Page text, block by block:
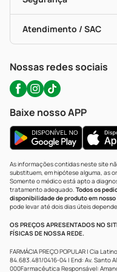
Troca E Devolução
Bulas De A A Z
Políticas De Marketplace
Testes Rápidos
Autoteste Covid-19
Certificado De
Portal Da Privacidade
Atendimento / SAC
WhatsApp (47) 9202-
Nossas redes sociais
Baixe nosso APP
As informações contidas neste site
substituem, em hipótese alguma, as
Somente o médico está apto a
tratamento adequado. Todos os
disponibilidade de produto em
pode levar até dois dias úteis
OS PREÇOS APRESENTADOS NO
FÍSICAS DE NOSSA REDE.
FARMÁCIA PREÇO POPULAR | Cia
84.683.481/0416-04 | End: Av. Santo
000Farmacêutica Responsável: